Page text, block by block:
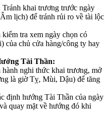
Tránh khai trương trước ngày
lịch) để tránh rủi ro về tài lộc
kiểm tra xem ngày chọn có
của chủ cửa hàng/công ty hay
Tài Thần:
hành nghi thức khai trương, mở
là giờ Tỵ, Mùi, Dậu) để tăng
định hướng Tài Thần của ngày
quay mặt về hướng đó khi